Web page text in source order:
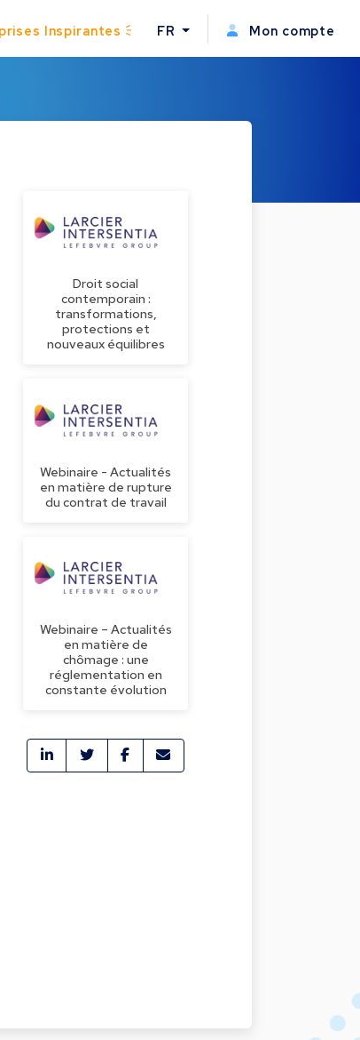
Inspirantes FR Mon compte
Droit social
contemporain :
transformations,
protections et
nouveaux équilibres
Webinaire - Actualités
en matière de rupture
du contrat de travail
Webinaire – Actualités
en matière de
chômage : une
réglementation en
constante évolution